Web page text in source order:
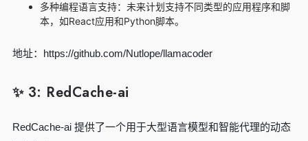
多种编程语言支持：未来计划支持不同类型的应用程序和脚
本，如React应用和Python脚本。
地址：https://github.com/Nutlope/llamacoder
✨ 3: RedCache-ai
RedCache-ai 提供了一个用于大型语言模型和智能代理的动态